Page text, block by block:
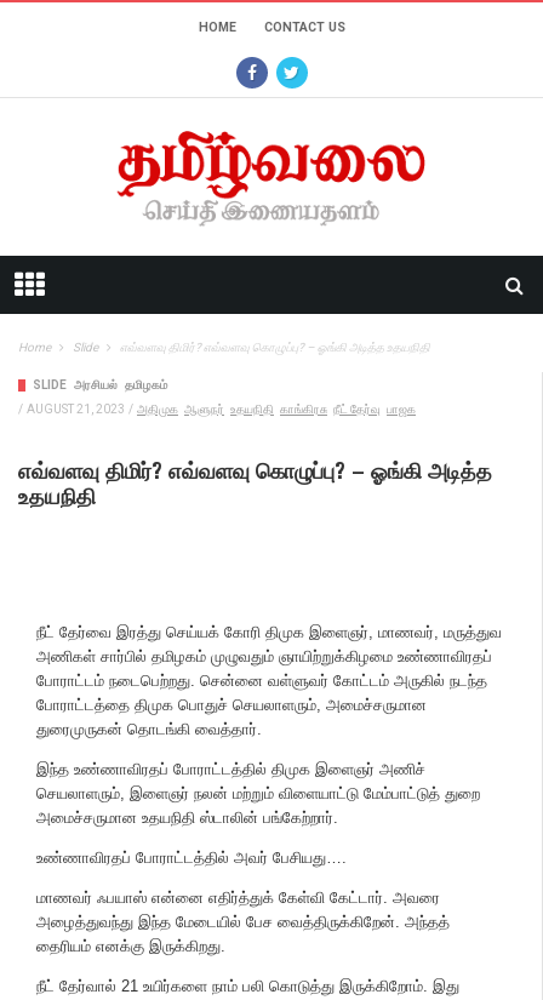
HOME CONTACT US
Home Slide எவ்வளவு திமிர்? எவ்வளவு கொழுப்பு? – ஓங்கி அடித்த உதயநிதி
SLIDE அரசியல் தமிழகம்
/ AUGUST 21, 2023 / அதிமுக ஆளுநர் உதயநிதி காங்கிரசு நீட் தேர்வு பாஜக
எவ்வளவு திமிர்? எவ்வளவு கொழுப்பு? – ஓங்கி அடித்த
உதயநிதி
நீட் தேர்வை இரத்து செய்யக் கோரி திமுக இளைஞர், மாணவர், மருத்துவ
அணிகள் சார்பில் தமிழகம் முழுவதும் ஞாயிற்றுக்கிழமை உண்ணாவிரதப்
போராட்டம் நடைபெற்றது. சென்னை வள்ளுவர் கோட்டம் அருகில் நடந்த
போராட்டத்தை திமுக பொதுச் செயலாளரும், அமைச்சருமான
துரைமுருகன் தொடங்கி வைத்தார்.
இந்த உண்ணாவிரதப் போராட்டத்தில் திமுக இளைஞர் அணிச்
செயலாளரும், இளைஞர் நலன் மற்றும் விளையாட்டு மேம்பாட்டுத் துறை
அமைச்சருமான உதயநிதி ஸ்டாலின் பங்கேற்றார்.
உண்ணாவிரதப் போராட்டத்தில் அவர் பேசியது….
மாணவர் ஃபயாஸ் என்னை எதிர்த்துக் கேள்வி கேட்டார். அவரை
அழைத்துவந்து இந்த மேடையில் பேச வைத்திருக்கிறேன். அந்தத்
தைரியம் எனக்கு இருக்கிறது.
நீட் தேர்வால் 21 உயிர்களை நாம் பலி கொடுத்து இருக்கிறோம். இது